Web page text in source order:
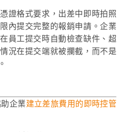
證格式要求，出差中即時拍照
內提交完整的報銷申請。企業
員工提交時自動檢查缺件、超
況在提交端就被攔截，而不是
企業建立差旅費用的即時控管